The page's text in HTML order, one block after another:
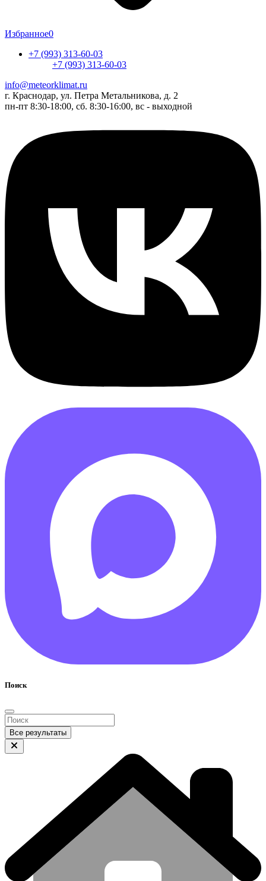
Избранное0
+7 (993) 313-60-03
+7 (993) 313-60-03
info@meteorklimat.ru
г. Краснодар, ул. Петра Метальникова, д. 2
пн-пт 8:30-18:00, сб. 8:30-16:00, вс - выходной
Поиск
Все результаты